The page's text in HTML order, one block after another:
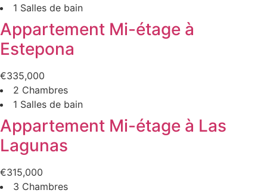
1 Salles de bain
Appartement Mi-étage à
Estepona
€335,000
2 Chambres
1 Salles de bain
Appartement Mi-étage à Las
Lagunas
€315,000
3 Chambres